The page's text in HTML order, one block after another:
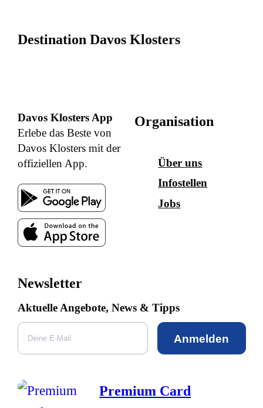
Destination Davos Klosters
Davos Klosters App
Erlebe das Beste von
Davos Klosters mit der
offiziellen App.
Organisation
Über uns
Infostellen
Jobs
Newsletter
Aktuelle Angebote, News & Tipps
Anmelden
Premium Card